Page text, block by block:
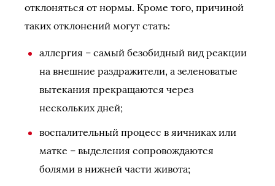
отклоняться от нормы. Кроме того, причиной
таких отклонений могут стать:
аллергия – самый безобидный вид реакции
на внешние раздражители, а зеленоватые
вытекания прекращаются через
нескольких дней;
воспалительный процесс в яичниках или
матке – выделения сопровождаются
болями в нижней части живота;